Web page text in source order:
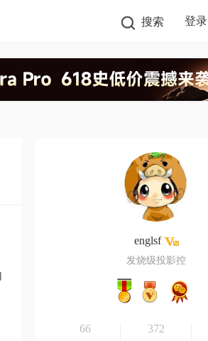
搜索 登录
englsf
发烧级投影控
66 372